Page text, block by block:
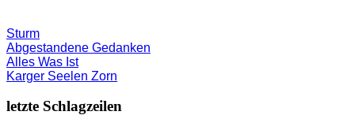
Sturm
Abgestandene Gedanken
Alles Was Ist
Karger Seelen Zorn
letzte Schlagzeilen